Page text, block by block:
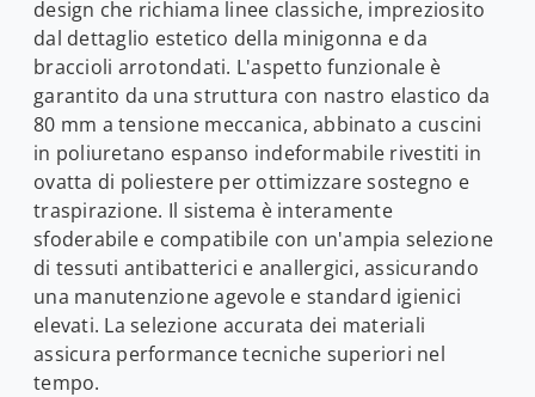
design che richiama linee classiche, impreziosito
dal dettaglio estetico della minigonna e da
braccioli arrotondati. L'aspetto funzionale è
garantito da una struttura con nastro elastico da
80 mm a tensione meccanica, abbinato a cuscini
in poliuretano espanso indeformabile rivestiti in
ovatta di poliestere per ottimizzare sostegno e
traspirazione. Il sistema è interamente
sfoderabile e compatibile con un'ampia selezione
di tessuti antibatterici e anallergici, assicurando
una manutenzione agevole e standard igienici
elevati. La selezione accurata dei materiali
assicura performance tecniche superiori nel
tempo.